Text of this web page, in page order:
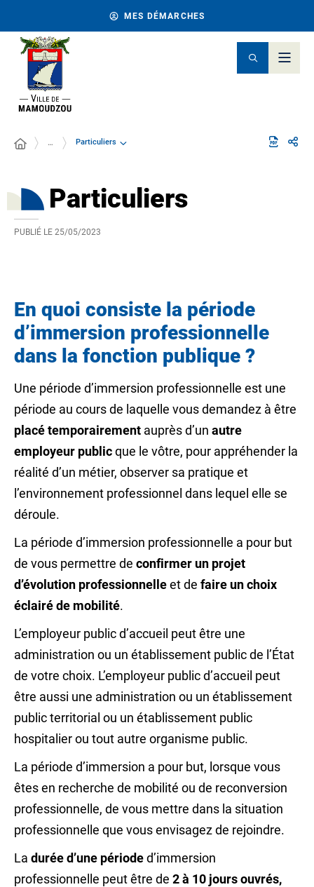
MES DÉMARCHES
… Particuliers
Particuliers
PUBLIÉ LE 25/05/2023
En quoi consiste la période
d’immersion professionnelle
dans la fonction publique ?
Une période d’immersion professionnelle est une
période au cours de laquelle vous demandez à être
placé temporairement auprès d’un autre
employeur publicque le vôtre, pour appréhender la
réalité d’un métier, observer sa pratique et
l’environnement professionnel dans lequel elle se
déroule.
La période d’immersion professionnelle a pour but
de vous permettre de confirmer un projet
d’évolution professionnelleet de faire un choix
éclairé de mobilité.
L’employeur public d’accueil peut être une
administration ou un établissement public de l’État
de votre choix. L’employeur public d’accueil peut
être aussi une administration ou un établissement
public territorial ou un établissement public
hospitalier ou tout autre organisme public.
La période d’immersion a pour but, lorsque vous
êtes en recherche de mobilité ou de reconversion
professionnelle, de vous mettre dans la situation
professionnelle que vous envisagez de rejoindre.
La durée d’une périoded’immersion
professionnelle peut être de 2 à 10 jours ouvrés,